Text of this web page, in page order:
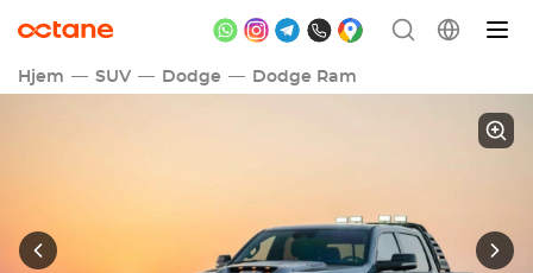
Hjem SUV Dodge Dodge Ram